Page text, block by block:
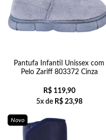
Pantufa Infantil Unissex com
Pelo Zariff 803372 Cinza
R$119,90
5x de R$23,98
Novo